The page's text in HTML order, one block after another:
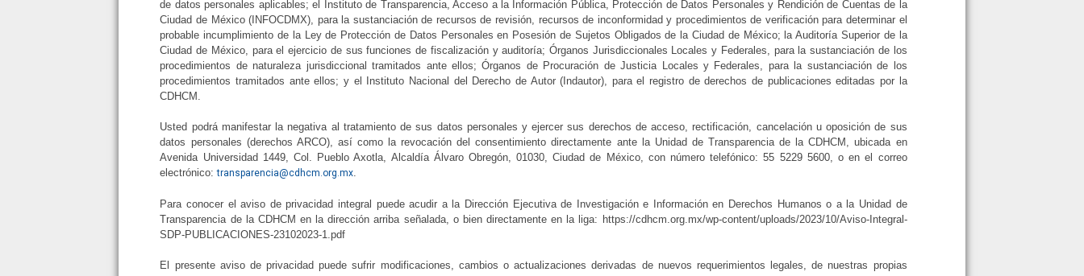
de datos personales aplicables; el Instituto de Transparencia, Acceso a la Información Pública, Protección de Datos Personales y Rendición de Cuentas de la
Ciudad de México (INFOCDMX), para la sustanciación de recursos de revisión, recursos de inconformidad y procedimientos de verificación para determinar el
probable incumplimiento de la Ley de Protección de Datos Personales en Posesión de Sujetos Obligados de la Ciudad de México; la Auditoría Superior de la
Ciudad de México, para el ejercicio de sus funciones de fiscalización y auditoría; Órganos Jurisdiccionales Locales y Federales, para la sustanciación de los
procedimientos de naturaleza jurisdiccional tramitados ante ellos; Órganos de Procuración de Justicia Locales y Federales, para la sustanciación de los
procedimientos tramitados ante ellos; y el Instituto Nacional del Derecho de Autor (Indautor), para el registro de derechos de publicaciones editadas por la
CDHCM.
Usted podrá manifestar la negativa al tratamiento de sus datos personales y ejercer sus derechos de acceso, rectificación, cancelación u oposición de sus
datos personales (derechos ARCO), así como la revocación del consentimiento directamente ante la Unidad de Transparencia de la CDHCM, ubicada en
Avenida Universidad 1449, Col. Pueblo Axotla, Alcaldía Álvaro Obregón, 01030, Ciudad de México, con número telefónico: 55 5229 5600, o en el correo
electrónico:transparencia@cdhcm.org.mx
Para conocer el aviso de privacidad integral puede acudir a la Dirección Ejecutiva de Investigación e Información en Derechos Humanos o a la Unidad de
Transparencia de la CDHCM en la dirección arriba señalada, o bien directamente en la liga: https://cdhcm.org.mx/wp-content/uploads/2023/10/Aviso-Integral-
SDP-PUBLICACIONES-23102023-1.pdf
El presente aviso de privacidad puede sufrir modificaciones, cambios o actualizaciones derivadas de nuevos requerimientos legales, de nuestras propias